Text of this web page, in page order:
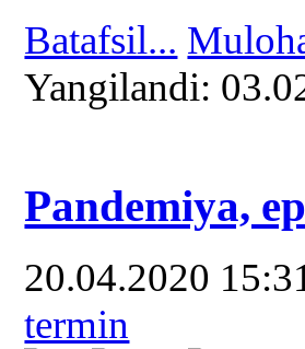
Batafsil...
Yangilаndi:
Pandemiya,
20.04.2020
termin